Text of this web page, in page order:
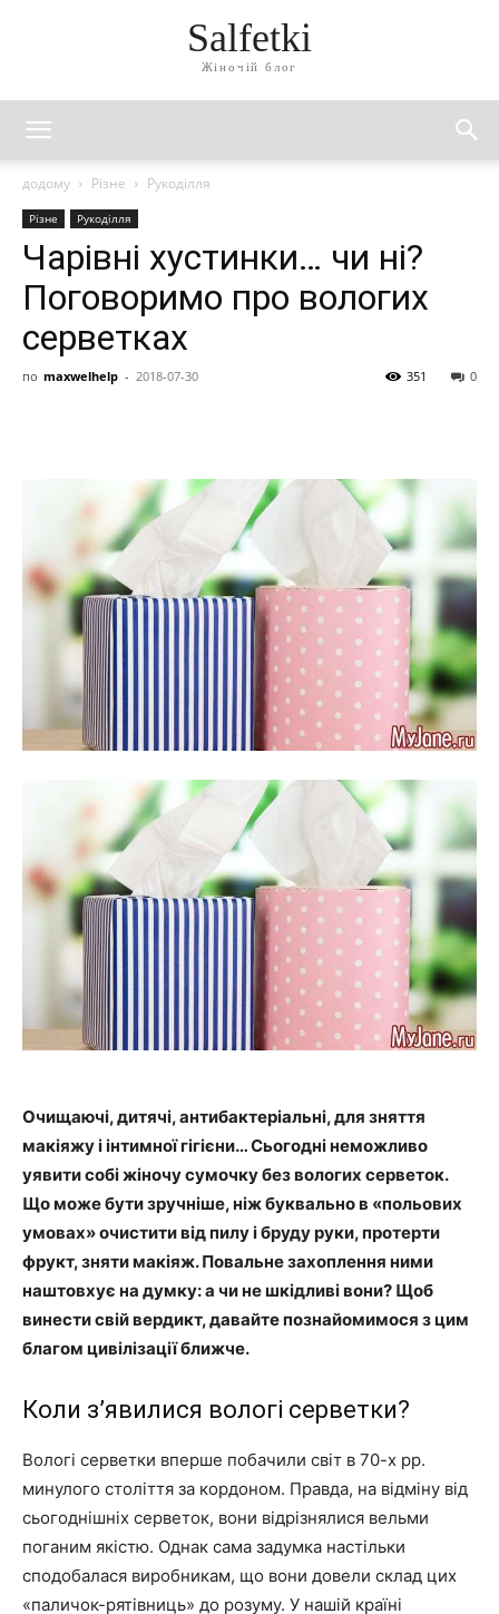
Salfetki
Жіночій блог
додому Різне Рукоділля
Різне Рукоділля
Чарівні хустинки… чи ні?
Поговоримо про вологих
серветках
по maxwelhelp - 2018-07-30 0
351
Очищаючі, дитячі, антибактеріальні, для зняття
макіяжу і інтимної гігієни… Сьогодні неможливо
уявити собі жіночу сумочку без вологих серветок.
Що може бути зручніше, ніж буквально в «польових
умовах» очистити від пилу і бруду руки, протерти
фрукт, зняти макіяж. Повальне захоплення ними
наштовхує на думку: а чи не шкідливі вони? Щоб
винести свій вердикт, давайте познайомимося з цим
благом цивілізації ближче.
Коли з’явилися вологі серветки?
Вологі серветки вперше побачили світ в 70-х рр.
минулого століття за кордоном. Правда, на відміну від
сьогоднішніх серветок, вони відрізнялися вельми
поганим якістю. Однак сама задумка настільки
сподобалася виробникам, що вони довели склад цих
«паличок-рятівниць» до розуму. У нашій країні